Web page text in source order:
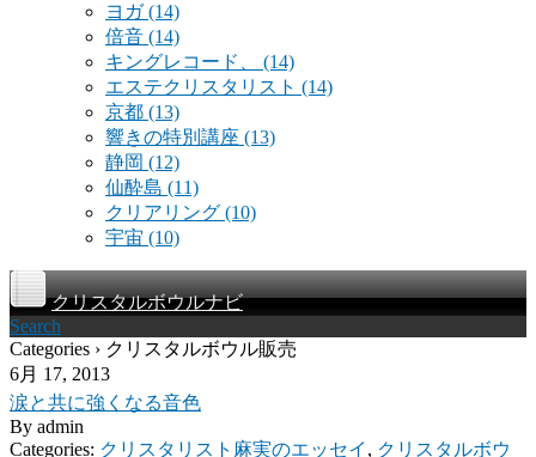
ヨガ(14)
倍音 (14)
キングレコード、 (14)
エステクリスタリスト (14)
京都 (13)
響きの特別講座 (13)
静岡 (12)
仙酔島 (11)
クリアリング (10)
宇宙 (10)
クリスタルボウルナビ
Search
Categories › クリスタルボウル販売
6月 17, 2013
涙と共に強くなる音色
By admin
Categories: クリスタリスト麻実のエッセイ , クリスタルボウ